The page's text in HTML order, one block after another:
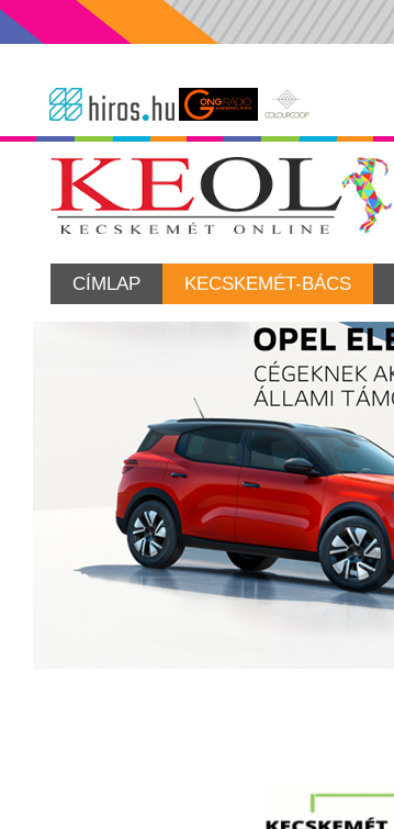
CÍMLAP KECSKEMÉT-BÁCS